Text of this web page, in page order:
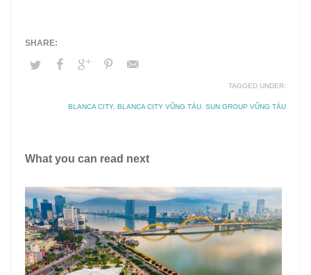
TAGGED UNDER:
BLANCA CITY, BLANCA CITY VŨNG TÀU SUN GROUP VŨNG TÀU
What you can read next